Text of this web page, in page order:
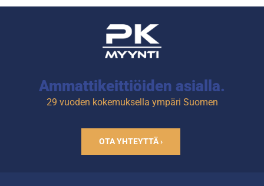
Ammattikeittiöiden asialla.
29 vuoden kokemuksella ympäri Suomen
OTA YHTEYTTÄ ›